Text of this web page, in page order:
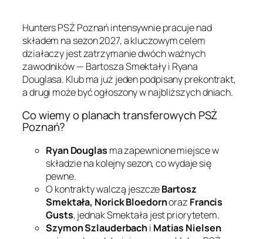
Hunters PSŻ Poznań intensywnie pracuje nad
składem na sezon 2027, a kluczowym celem
działaczy jest zatrzymanie dwóch ważnych
zawodników — Bartosza Smektały i Ryana
Douglasa. Klub ma już jeden podpisany prekontrakt,
a drugi może być ogłoszony w najbliższych dniach.
Co wiemy o planach transferowych PSŻ
Poznań?
Ryan Douglas ma zapewnione miejsce w
składzie na kolejny sezon, co wydaje się
pewne.
O kontrakty walczą jeszczeBartosz
Smektała, Norick Bloedornoraz Francis
Gusts, jednak Smektała jest priorytetem.
Szymon Szlauderbachi Matias Nielsen